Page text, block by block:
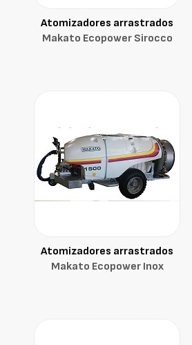
Atomizadores arrastrados
Makato Ecopower Sirocco
Atomizadores arrastrados
Makato Ecopower Inox